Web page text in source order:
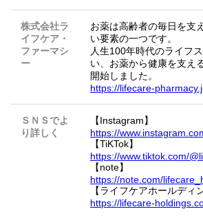
株式会社ラ
イフケア・
ファーマシ
ー
お薬は高齢者の毎日を支
い要素の一つです。
人生100年時代のライフ
い、お薬から健康を支え
開始しました。
https://lifecare-
ＳＮＳでよ
り詳しく
【Instagram】
https://
【TiKTok】
https://www.tiktok.com/
【note】
https://note.com/
【ライフケアホールディ
https://lifecare-